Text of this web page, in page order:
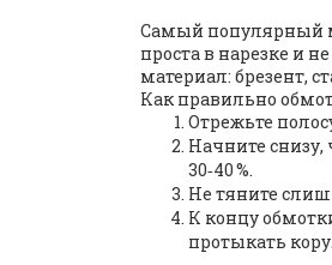
Самый популярный
проста в нарезке и
материал: брезент,
Как правильно
Отрежьте
Начните
30‑40 %.
Не тяните
К концу
протыкать кору.